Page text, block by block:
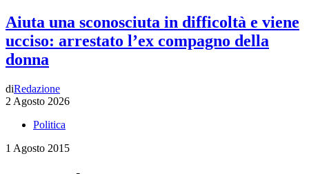
Aiuta una sconosciuta in difficoltà e viene
ucciso: arrestato l’ex compagno della
donna
diRedazione
2 Agosto 2026
Politica
1 Agosto 2015